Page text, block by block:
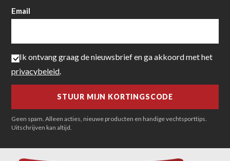
Email
Ik ontvang graag de nieuwsbrief en ga akkoord met het
privacybeleid
Geen spam. Alleen acties, nieuwe producten en handige vechtsporttips.
Uitschrijven kan altijd.